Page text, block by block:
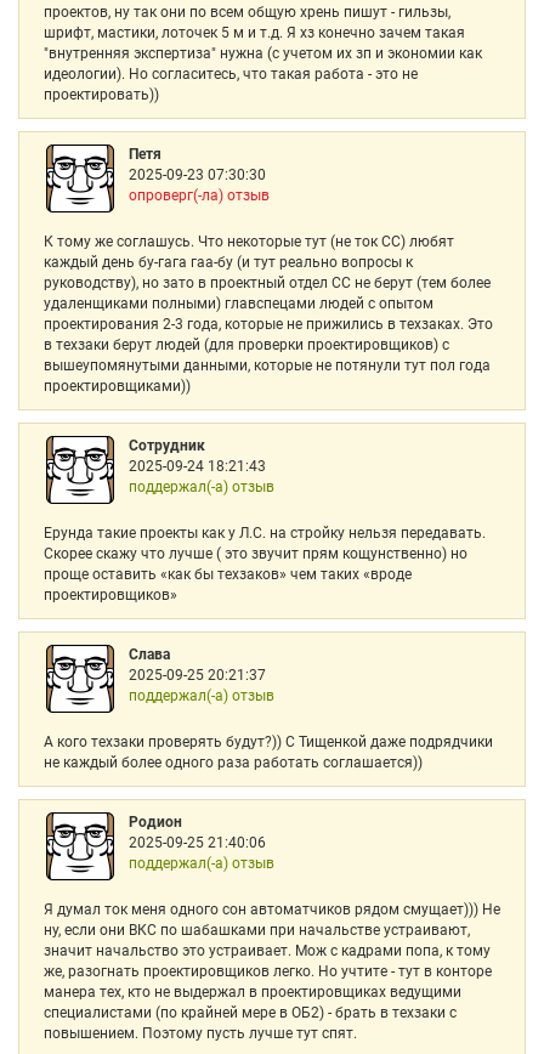
проектов, ну так они по всем общую хрень пишут - гильзы,
шрифт, мастики, лоточек 5 м и т.д. Я хз конечно зачем такая
"внутренняя экспертиза" нужна (с учетом их зп и экономии как
идеологии). Но согласитесь, что такая работа - это не
проектировать))
Петя
2025-09-23 07:30:30
опроверг(-ла) отзыв
К тому же соглашусь. Что некоторые тут (не ток СС) любят
каждый день бу-гага гаа-бу (и тут реально вопросы к
руководству), но зато в проектный отдел СС не берут (тем более
удаленщиками полными) главспецами людей c опытом
проектирования 2-3 года, которые не прижились в техзаках. Это
в техзаки берут людей (для проверки проектировщиков) с
вышеупомянутыми данными, которые не потянули тут пол года
проектировщиками))
Сотрудник
2025-09-24 18:21:43
поддержал(-а) отзыв
Ерунда такие проекты как у Л.С. на стройку нельзя передавать.
Скорее скажу что лучше ( это звучит прям кощунственно) но
проще оставить «как бы техзаков» чем таких «вроде
проектировщиков»
Слава
2025-09-25 20:21:37
поддержал(-а) отзыв
А кого техзаки проверять будут?)) С Тищенкой даже подрядчики
не каждый более одного раза работать соглашается))
Родион
2025-09-25 21:40:06
поддержал(-а) отзыв
Я думал ток меня одного сон автоматчиков рядом смущает))) Не
ну, если они ВКС по шабашками при начальстве устраивают,
значит начальство это устраивает. Мож с кадрами попа, к тому
же, разогнать проектировщиков легко. Но учтите - тут в конторе
манера тех, кто не выдержал в проектировщиках ведущими
специалистами (по крайней мере в ОБ2) - брать в техзаки с
повышением. Поэтому пусть лучше тут спят.